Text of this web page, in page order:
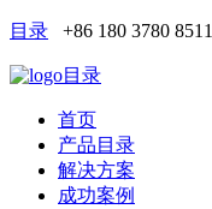
目录 +86 180 3780 8511
目录
首页
产品目录
解决方案
成功案例